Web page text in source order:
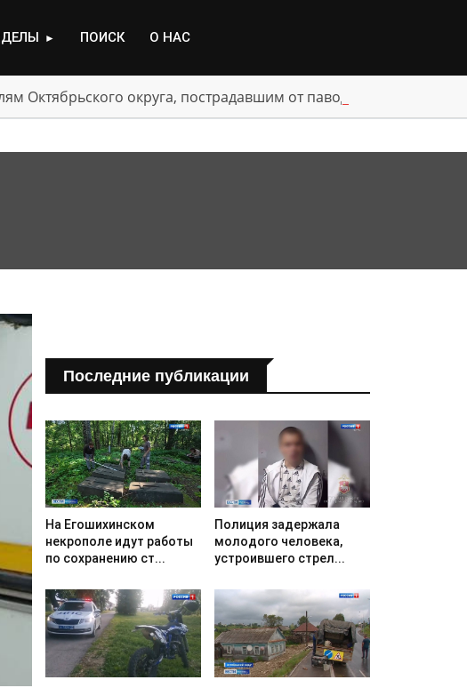
► ПОИСК О НАС
Октябрьского округа, пострадавшим от паводка
Последние публикации
На Егошихинском
некрополе идут работы
по сохранению ст...
Полиция задержала
молодого человека,
устроившего стрел...